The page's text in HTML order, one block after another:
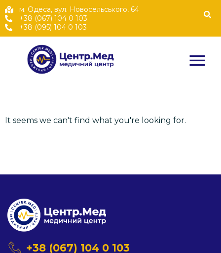
м. Одеса, вул. Новосельського, 64
+38 (067) 104 0 103
+38 (095) 104 0 103
It seems we can't find what you're looking for.
+38 (067) 104 0 103